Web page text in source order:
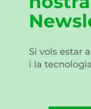
Si vols estar
i la